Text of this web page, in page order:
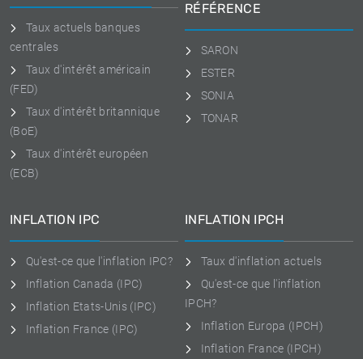
Taux actuels banques
centrales
Taux d'intérêt américain
(FED)
Taux d'intérêt britannique
(BoE)
Taux d'intérêt européen
(ECB)
RÉFÉRENCE
SARON
ESTER
SONIA
TONAR
INFLATION IPC
Qu'est-ce que l'inflation IPC?
Inflation Canada (IPC)
Inflation Etats-Unis (IPC)
Inflation France (IPC)
INFLATION IPCH
Taux d'inflation actuels
Qu'est-ce que l'inflation
IPCH?
Inflation Europa (IPCH)
Inflation France (IPCH)